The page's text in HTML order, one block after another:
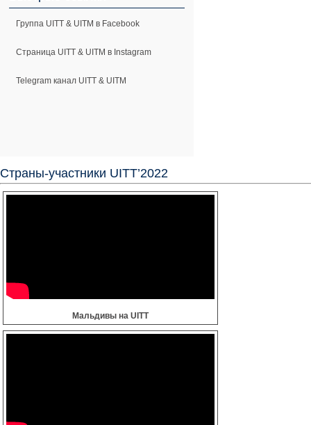
Группа UITT & UITM в Facebook
Страница UITT & UITM в Instagram
Telegram канал UITT & UITM
Страны-участники UITT’2022
Мальдивы на UITT